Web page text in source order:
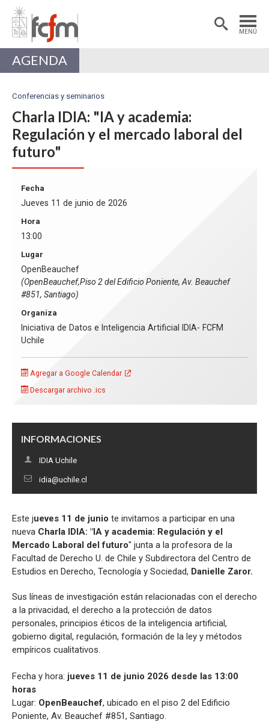
MENÚ
Estudiantes
Académicas/os
AGENDA
Conferencias y seminarios
Charla IDIA: "IA y academia:
Regulación y el mercado laboral del
futuro"
INFORMACIONES
IDIA Uchile
idia@uchile.cl
Fecha
Jueves 11 de junio de 2026
Hora
13:00
Lugar
OpenBeauchef
(OpenBeauchef,Piso 2 del Edificio Poniente, Av. Beauchef
#851, Santiago)
Organiza
Iniciativa de Datos e Inteligencia Artificial IDIA- FCFM
Uchile
Agregar a Google Calendar
Descargar archivo .ics
Este jueves 11 de junio te invitamos a participar en una
nueva Charla IDIA: "IA y academia: Regulación y el
Mercado Laboral del futuro" junta a la profesora de la
Facultad de Derecho U. de Chile y Subdirectora del Centro de
Estudios en Derecho, Tecnología y Sociedad, Danielle Zaror.
Sus líneas de investigación están relacionadas con el derecho
a la privacidad, el derecho a la protección de datos
personales, principios éticos de la inteligencia artificial,
gobierno digital, regulación, formación de la ley y métodos
empíricos cualitativos.
Fecha y hora: jueves 11 de junio 2026 desde las 13:00
horas
Lugar: OpenBeauchef, ubicado en el piso 2 del Edificio
Poniente, Av. Beauchef #851, Santiago.